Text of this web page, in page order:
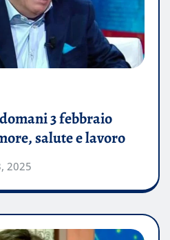
3 febbraio
salute e lavoro
2025